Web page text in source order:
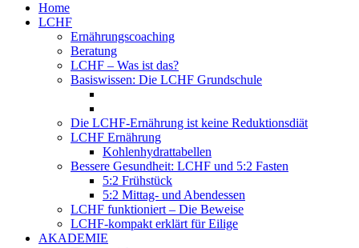
Home
LCHF
Ernährungscoaching
Beratung
LCHF – Was ist das?
Basiswissen: Die LCHF Grundschule
Die LCHF-Ernährung ist keine Reduktionsdiät
LCHF Ernährung
Kohlenhydrattabellen
Bessere Gesundheit: LCHF und 5:2 Fasten
5:2 Frühstück
5:2 Mittag- und Abendessen
LCHF funktioniert – Die Beweise
LCHF-kompakt erklärt für Eilige
AKADEMIE